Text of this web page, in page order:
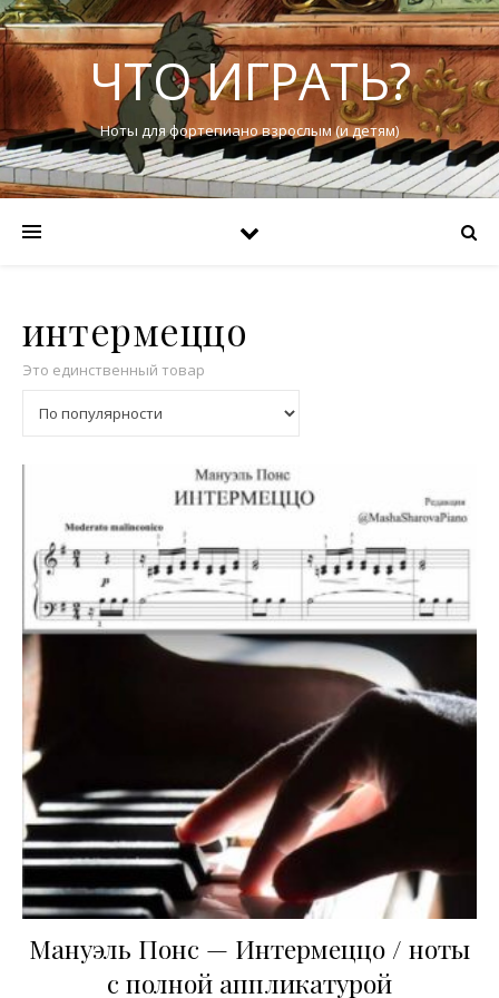
ЧТО ИГРАТЬ?
Ноты для фортепиано взрослым (и детям)
интермеццо
Это единственный товар
Мануэль Понс — Интермеццо / ноты
с полной аппликатурой